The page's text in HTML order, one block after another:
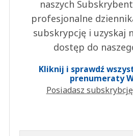
naszych
profesjonalne
subskrypcję i uzyskaj
dostęp do
Kliknij i sprawdź
prenumeraty
Posiadasz